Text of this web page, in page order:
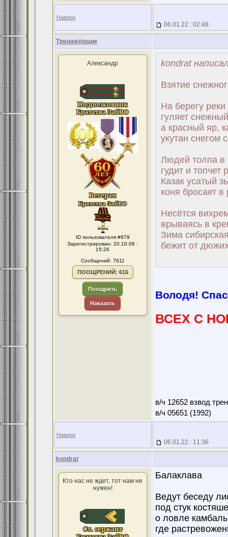
Наверх
06.01.22 : 02:48
Тренажёрщик
Александр
ID пользователя #979
Зарегистрирован: 20.10.06 :
15:26
Сообщений: 7611
ПООЩРЕНИЙ: 616
Поощрить
Наказать
kondrat
Взятие
На берегу
гуляет
а красный яр,
укутан снегом
Людей толпа в
гудит и топчет
Казак усатый
коня бросает в
Несётся
врываясь в
Зима
бежит от
Володя!
ВСЕХ С
в/ч 12652 взвод
в/ч 05651 (1992)
Наверх
06.01.22 : 11:36
kondrat
Кто нас не ждет, тот нам не
нужен!
Балаклава
Ведут беседу
под стук
о ловле
где